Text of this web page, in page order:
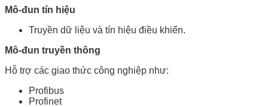
Mô-đun tín hiệu
Truyền dữ liệu và tín hiệu điều khiển.
Mô-đun truyền thông
Hỗ trợ các giao thức công nghiệp như:
Profibus
Profinet